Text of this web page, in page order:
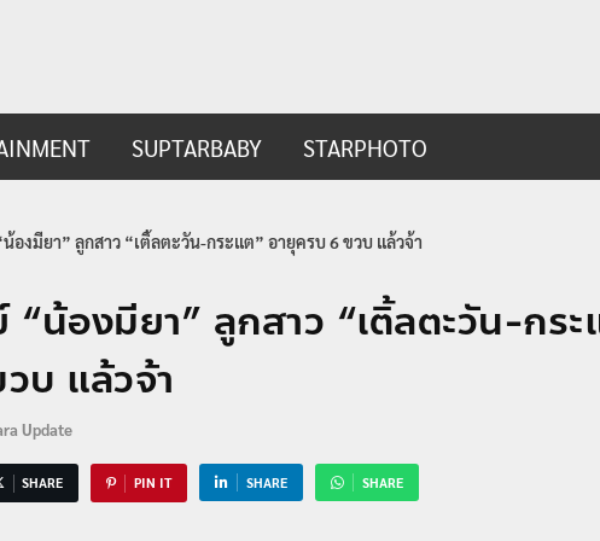
SUPTARBABY STARPHOTO
น้องมียา” ลูกสาว “เติ้ลตะวัน-กระแต” อายุครบ 6 ขวบ แล้วจ้า
“น้องมียา” ลูกสาว “เติ้ลตะวัน-กร
บ แล้วจ้า
Update
SHARE PIN IT SHARE SHARE